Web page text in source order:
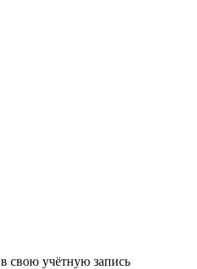
свою учётную запись